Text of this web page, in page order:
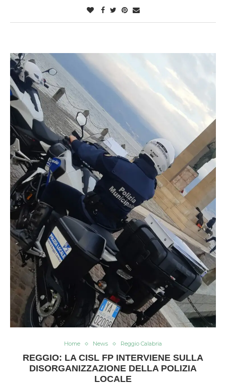
Home News Reggio Calabria
REGGIO: LA CISL FP INTERVIENE SULLA
DISORGANIZZAZIONE DELLA POLIZIA
LOCALE